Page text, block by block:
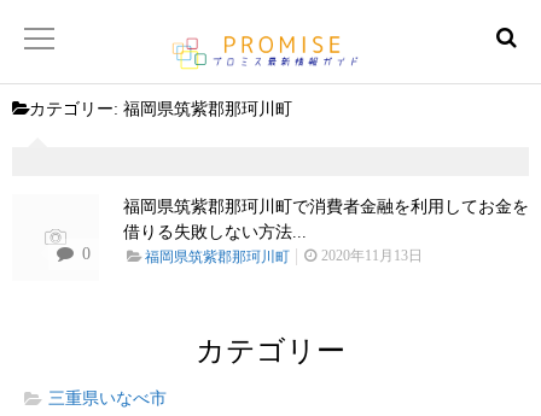
【サイトマップ】
カテゴリー: 福岡県筑紫郡那珂川町
0
福岡県筑紫郡那珂川町で消費者金融を利用してお金を
借りる失敗しない方法...
福岡県筑紫郡那珂川町 2020年11月13日
カテゴリー
三重県いなべ市